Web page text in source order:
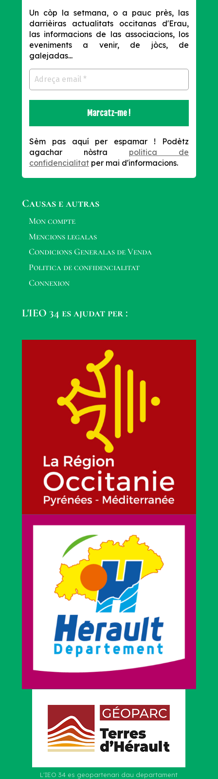
Un còp la setmana, o a pauc près, las
darrièiras actualitats occitanas d'Erau,
las informacions de las associacions, los
eveniments a venir, de jòcs, de
galejadas...
Sèm pas aquí per espamar !
Podètz
agachar nòstra politica de
confidencialitatper mai d'informacions.
Causas e autras
Mon compte
Mencions legalas
Condicions Generalas de Venda
Politica de confidencialitat
Connexion
L'IEO 34 es ajudat per :
L'IEO 34 es geopartenari dau departament